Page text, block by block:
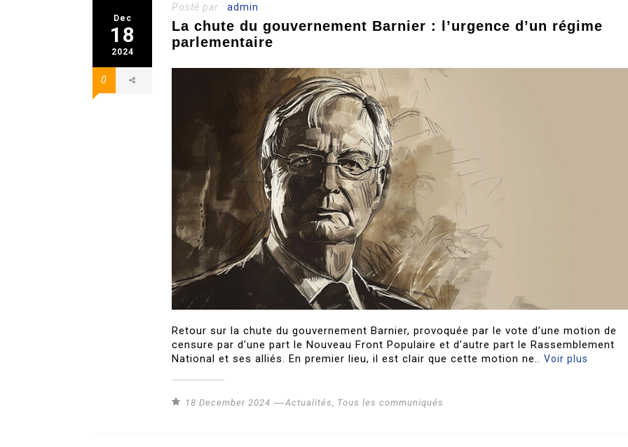
Dec
18
2024
0
Posté par : admin
La chute du gouvernement Barnier : l’urgence d’un régime
parlementaire
Retour sur la chute du gouvernement Barnier, provoquée par le vote d’une motion de
censure par d’une part le Nouveau Front Populaire et d’autre part le Rassemblement
National et ses alliés. En premier lieu, il est clair que cette motion ne.. Voir plus
18 December 2024 Actualités Tous les communiqués